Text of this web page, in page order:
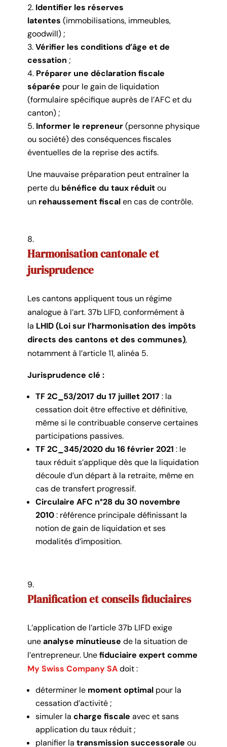
Identifier les réserves
latentes (immobilisations, immeubles,
goodwill) ;
Vérifier les conditions d’âge et de
cessation ;
Préparer une déclaration fiscale
séparée pour le gain de liquidation
(formulaire spécifique auprès de l’AFC et du
canton) ;
Informer le repreneur(personne physique
ou société) des conséquences fiscales
éventuelles de la reprise des actifs.
Une mauvaise préparation peut entraîner la
perte du bénéfice du taux réduitou
un rehaussement fiscalen cas de contrôle.
Harmonisation cantonale et
jurisprudence
Les cantons appliquent tous un régime
analogue à l’art. 37b LIFD, conformément à
la LHID (Loi sur l’harmonisation des impôts
directs des cantons et des communes),
notamment à l’article 11, alinéa 5.
Jurisprudence clé :
TF 2C_53/2017 du 17 juillet 2017: la
cessation doit être effective et définitive,
même si le contribuable conserve certaines
participations passives.
TF 2C_345/2020 du 16 février 2021 : le
taux réduit s’applique dès que la liquidation
découle d’un départ à la retraite, même en
cas de transfert progressif.
Circulaire AFC n°28 du 30 novembre
2010: référence principale définissant la
notion de gain de liquidation et ses
modalités d’imposition.
Planification et conseils fiduciaires
L’application de l’article 37b LIFD exige
uneanalyse minutieuse de la situation de
l’entrepreneur. Unefiduciaire expert comme
My Swiss Company SAdoit :
déterminer le moment optimalpour la
cessation d’activité ;
simuler la charge fiscale avec et sans
application du taux réduit ;
planifier la transmission successorale ou